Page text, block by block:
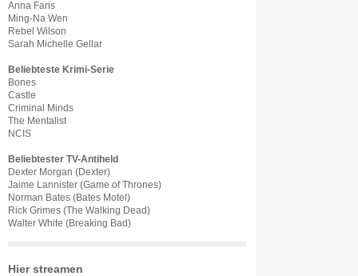
Anna Faris
Ming-Na Wen
Rebel Wilson
Sarah Michelle Gellar
Beliebteste Krimi-Serie
Bones
Castle
Criminal Minds
The Mentalist
NCIS
Beliebtester TV-Antiheld
Dexter Morgan (Dexter)
Jaime Lannister (Game of Thrones)
Norman Bates (Bates Motel)
Rick Grimes (The Walking Dead)
Walter White (Breaking Bad)
Hier streamen